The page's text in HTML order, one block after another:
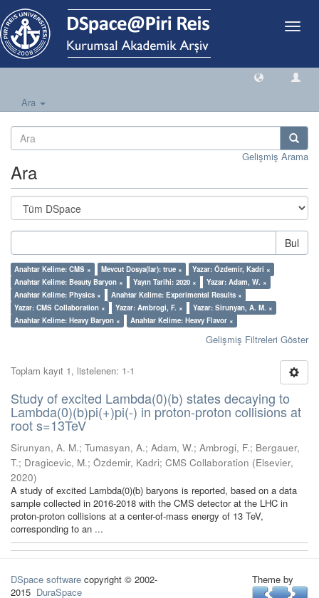
Geçiş
Ara
Gelişmiş Arama
Ara
Bul
Anahtar Kelime: CMS × Mevcut Dosya(lar): true ×
Yazar: Özdemir, Kadri ×
Anahtar Kelime: Beauty Baryon ×
Yayın Tarihi: 2020 ×
Yazar: Adam, W. ×
Anahtar Kelime: Physics ×
Anahtar Kelime: Experimental Results ×
Yazar: CMS Collaboration ×
Yazar: Ambrogi, F. ×
Yazar: Sirunyan, A. M. ×
Anahtar Kelime: Heavy Baryon ×
Anahtar Kelime: Heavy Flavor ×
Gelişmiş Filtreleri Göster
Toplam kayıt 1, listelenen: 1-1
Study of excited Lambda(0)(b) states decaying to
Lambda(0)(b)pi(+)pi(-) in proton-proton collisions at
root s=13TeV
Sirunyan, A. M.; Tumasyan, A.; Adam, W.; Ambrogi, F.; Bergauer,
T.; Dragicevic, M.; Özdemir, Kadri; CMS Collaboration (Elsevier,
2020)
A study of excited Lambda(0)(b) baryons is reported, based on a data
sample collected in 2016-2018 with the CMS detector at the LHC in
proton-proton collisions at a center-of-mass energy of 13 TeV,
corresponding to an ...
DSpace software copyright © 2002-
2015 DuraSpace
Theme by